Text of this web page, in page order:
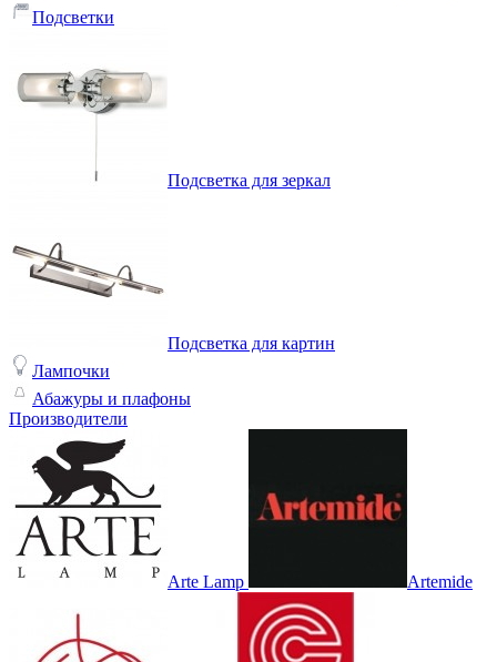
Подсветки
Подсветка для зеркал
Подсветка для картин
Лампочки
Абажуры и плафоны
Производители
Arte Lamp Artemide